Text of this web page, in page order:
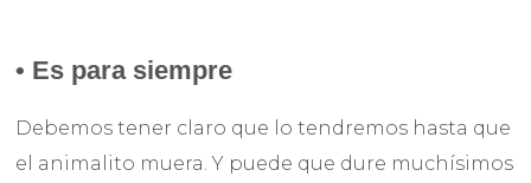
• Es para siempre
Debemos tener claro que lo tendremos hasta que
el animalito muera. Y puede que dure muchísimos